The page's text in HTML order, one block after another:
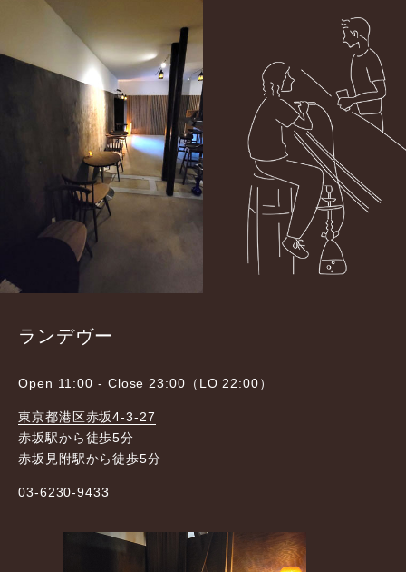
ランデヴー
Open 11:00 - Close 23:00（LO 22:00）
東京都港区赤坂4-3-27
赤坂駅から徒歩5分
赤坂見附駅から徒歩5分
03-6230-9433